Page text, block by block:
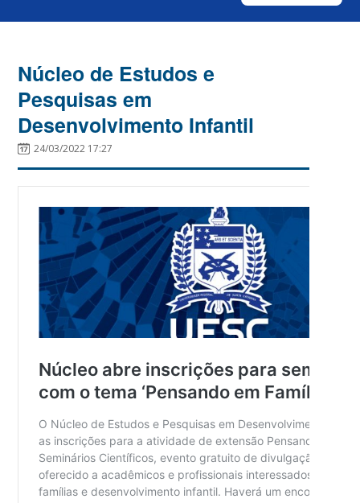
Núcleo de Estudos e
Pesquisas em
Desenvolvimento Infantil
24/03/2022 17:27